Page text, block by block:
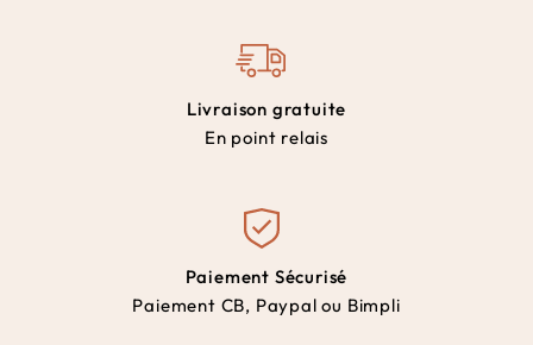
Livraison gratuite
En point relais
Paiement Sécurisé
Paiement CB, Paypal ou Bimpli